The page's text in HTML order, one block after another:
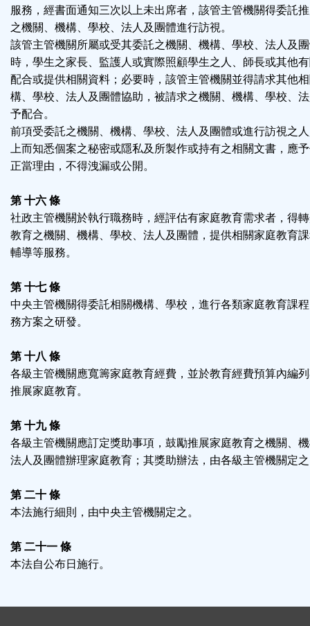
服務，經書面通知三次以上未出席者，該管主管機關得委託
之機關、機構、學校、法人及團體進行訪視。
該管主管機關所屬或受其委託之機關、機構、學校、法人及
時，學生之家長、監護人或實際照顧學生之人、師長或其他
配合或提供相關資料；必要時，該管主管機關並得請求其他
構、學校、法人及團體協助，被請求之機關、機構、學校、
予配合。
前項受委託之機關、機構、學校、法人及團體或進行訪視之
上而知悉個案之秘密或隱私及所製作或持有之相關文書，應
正當理由，不得洩漏或公開。
第 十六 條
社政主管機關於執行職務時，經評估有家庭教育需求者，得
教育之機關、機構、學校、法人及團體，提供相關家庭教育
輔導等服務。
第 十七 條
中央主管機關得委託相關機構、學校，進行各類家庭教育課
務方案之研發。
第 十八 條
各級主管機關應寬籌家庭教育經費，並於教育經費預算內編
推展家庭教育。
第 十九 條
各級主管機關應訂定獎助事項，鼓勵推展家庭教育之機關、
法人及團體辦理家庭教育；其獎助辦法，由各級主管機關定
第 二十 條
本法施行細則，由中央主管機關定之。
第 二十一 條
本法自公布日施行。